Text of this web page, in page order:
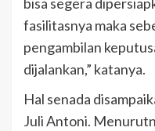
fasilitasnya maka
pengambilan
dijalankan,” katanya.
Hal senada
Juli Antoni.